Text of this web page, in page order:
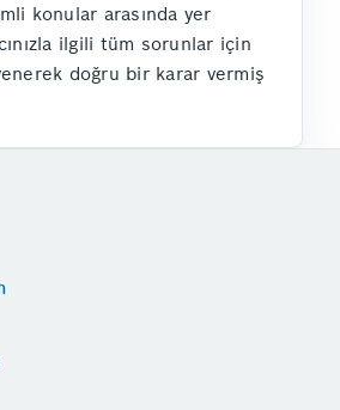
konular arasında yer
ilgili tüm sorunlar için
doğru bir karar vermiş